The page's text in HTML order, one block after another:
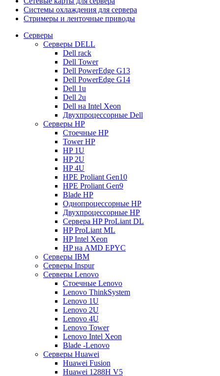
Системы охлаждения для сервера
Стримеры и ленточные приводы
Серверы
Серверы DELL
Dell rack
Dell Tower
Dell PowerEdge G13
Dell PowerEdge G14
Dell 1u
Dell 2u
Dell на Intel Xeon
Двухпроцессорные Dell
Серверы HP
Стоечные HP
Tower HP
HP 1U
HP 2U
HP 4U
HPE Proliant Gen10
HPE Proliant Gen9
Blade HP
Однопроцессорные HP
Двухпроцессорные HP
Сервера HP ProLiant DL
HP ProLiant ML
HP Intel Xeon
HP на AMD EPYC
Серверы IBM
Серверы Inspur
Серверы Lenovo
Стоечные Lenovo
Lenovo ThinkSystem
Lenovo 1U
Lenovo 2U
Lenovo 4U
Lenovo Tower
Lenovo Intel Xeon
Blade -Lenovo
Серверы Huawei
Huawei Fusion
Huawei 1288H V5